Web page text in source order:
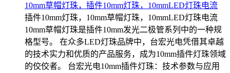
10mm草帽灯珠，插件10mm灯珠，10mmLED灯珠电流
插件10mm灯珠，10mm草帽灯珠，10mmLED灯珠电流
10mm草帽灯珠是插件10mm发光二极管系列中的一种规
格型号。 在众多LED灯珠品牌中，台宏光电凭借其卓越
的技术实力和优质的产品服务，成为10mm插件灯珠领域
的佼佼者。 台宏光电10mm插件灯珠：技术参数与应用